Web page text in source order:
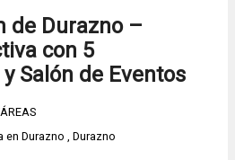
de Durazno –
con 5
Salón de Eventos
en Durazno , Durazno